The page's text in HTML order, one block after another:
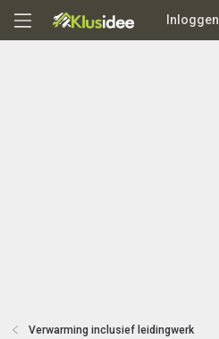
Inloggen
Verwarming inclusief leidingwerk